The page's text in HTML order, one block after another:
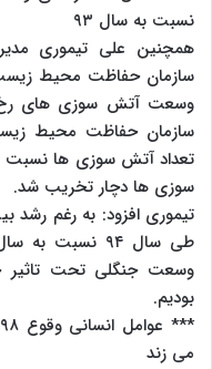
نسبت به سال ۹۳
همچنین علی تیموری
سازمان حفاظت محیط زیست
وسعت آتش سوزی های رخ
سوزی ها دچار تخریب شد.
بودیم.
می زند